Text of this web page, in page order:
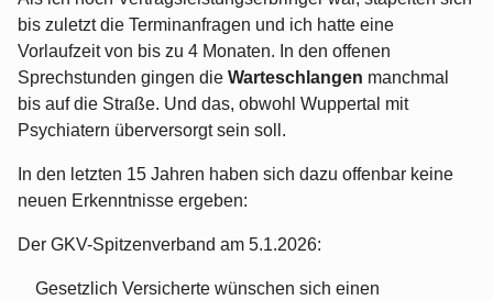
bis zuletzt die Terminanfragen und ich hatte eine
Vorlaufzeit von bis zu 4 Monaten. In den offenen
Sprechstunden gingen die Warteschlangen manchmal
bis auf die Straße. Und das, obwohl Wuppertal mit
Psychiatern überversorgt sein soll.
In den letzten 15 Jahren haben sich dazu offenbar keine
neuen Erkenntnisse ergeben:
Der GKV-Spitzenverband am 5.1.2026:
Gesetzlich Versicherte wünschen sich einen